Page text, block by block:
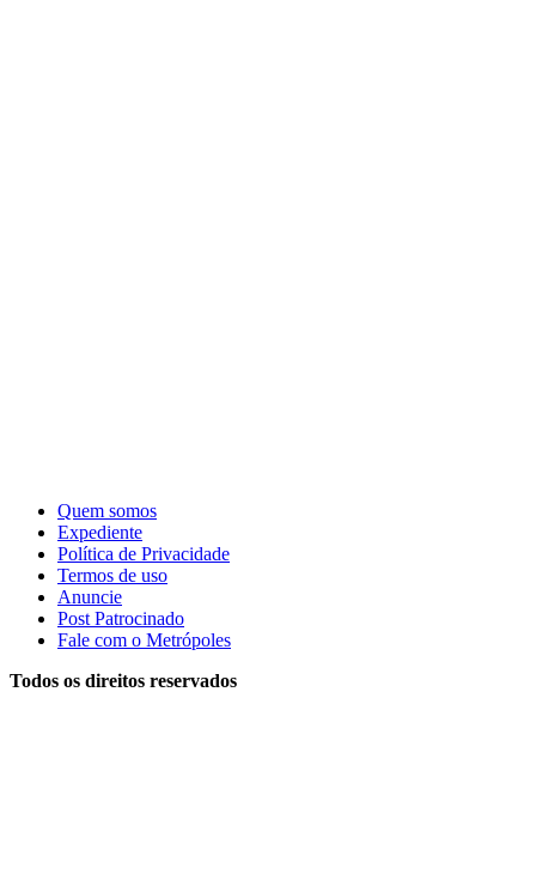
Quem somos
Expediente
Política de Privacidade
Termos de uso
Anuncie
Post Patrocinado
Fale com o Metrópoles
Todos os direitos reservados